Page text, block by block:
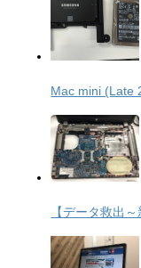
Mac mini (Late
【データ救出